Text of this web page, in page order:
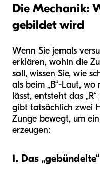
Die Mechanik:
gebildet wird
Wenn Sie jemals
erklären, wohin die
soll, wissen Sie, wie
als beim „B“-Laut,
lässt, entsteht das
gibt tatsächlich zwei
Zunge bewegt, um
erzeugen:
1. Das